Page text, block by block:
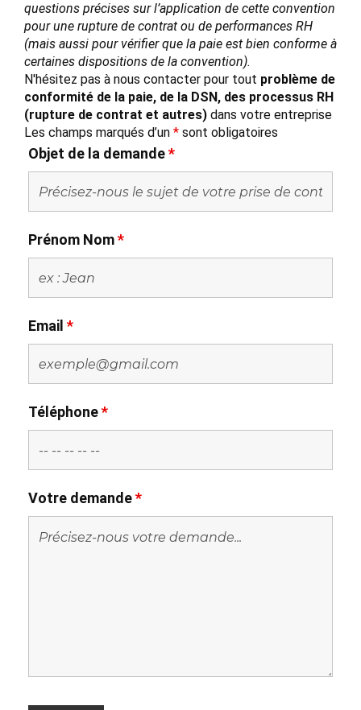
questions précises sur l’application de cette convention
pour une rupture de contrat ou de performances RH
(mais aussi pour vérifier que la paie est bien conforme à
certaines dispositions de la convention).
N'hésitez pas à nous contacter pour tout problème de
conformité de la paie, de la DSN, des processus RH
(rupture de contrat et autres) dans votre entreprise
Les champs marqués d’un * sont obligatoires
Objet de la demande*
Prénom Nom*
Email *
Téléphone*
Votre demande*